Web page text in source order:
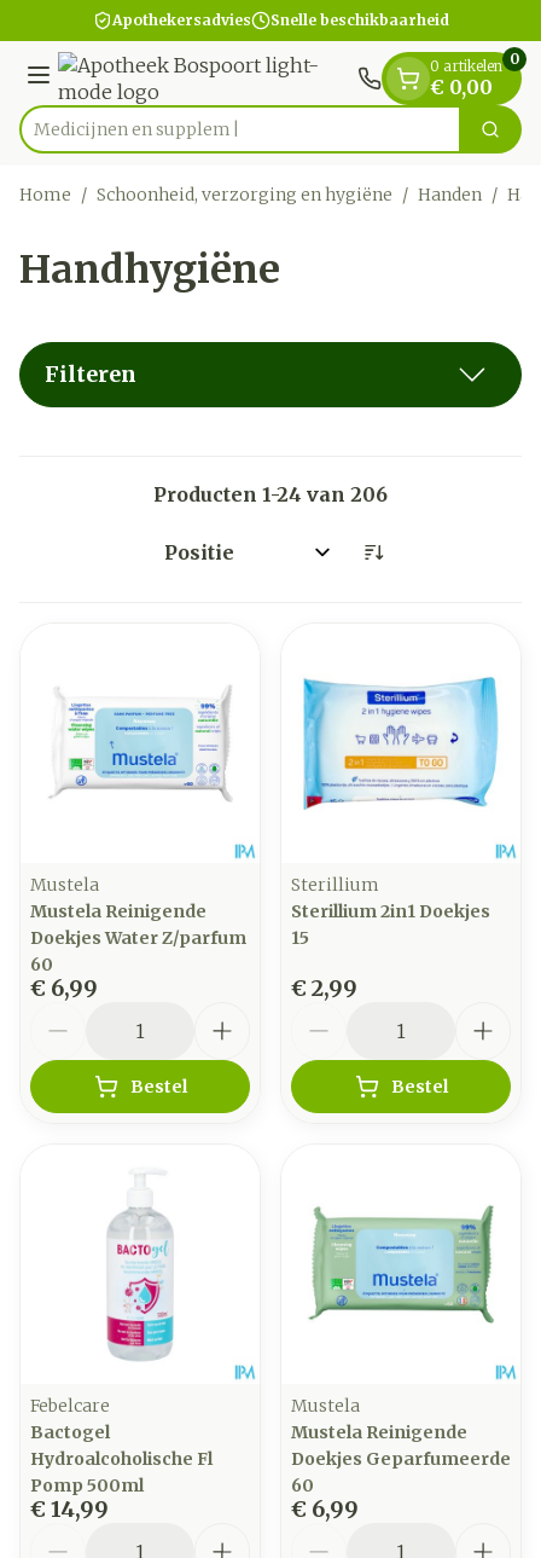
Ga naar de inhoudApothekersadvies Snelle beschikbaarheid
Menu
Product, merk, categorie...
M Zoek
0 artikelen
€ 0,00
0
Home / Schoonheid, verzorging en hygiëne / Handen /
Handhygiëne
Filteren
Producten 1-24 van 206
Sorteer op:
Mustela
Mustela Reinigende
Doekjes Water Z/parfum
60
€ 6,99
Bestel
Sterillium
Sterillium 2in1 Doekjes
15
€ 2,99
Bestel
Febelcare
Bactogel
Hydroalcoholische Fl
Pomp 500ml
€ 14,99
Mustela
Mustela Reinigende
Doekjes Geparfumeerde
60
€ 6,99